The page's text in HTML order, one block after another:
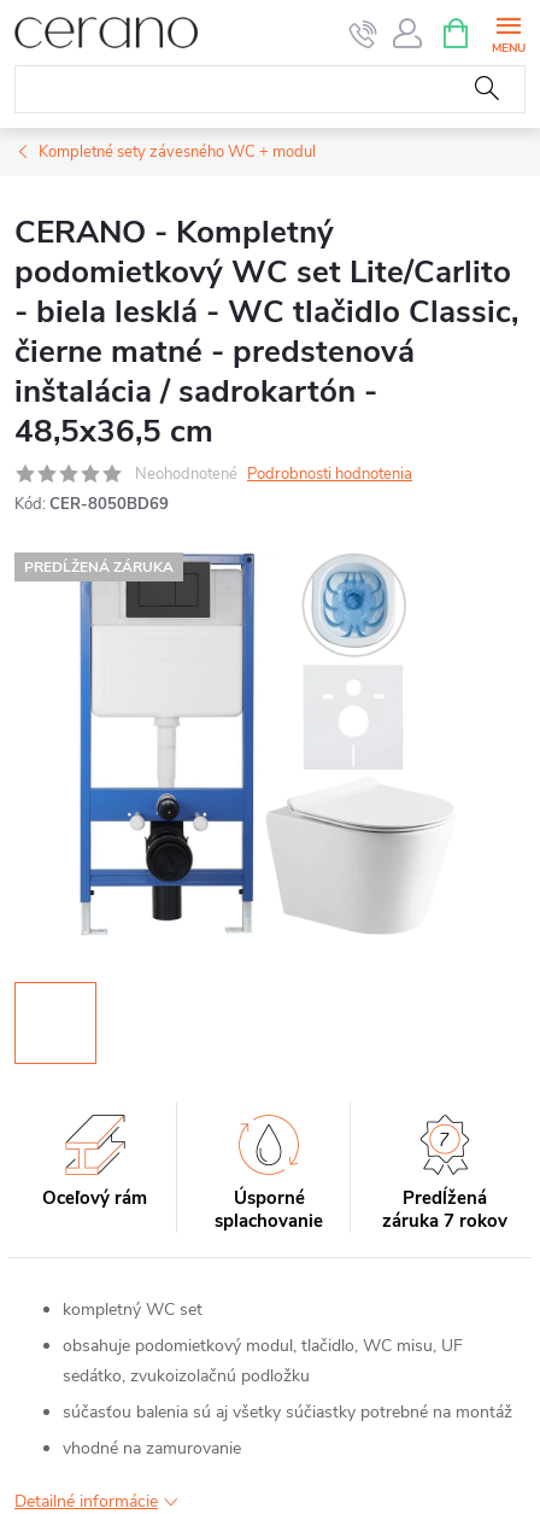
Prejsť
na
obsah
KOŠÍK
Kompletné sety závesného WC + modul
CERANO - Kompletný
podomietkový WC set Lite/Carlito
- biela lesklá - WC tlačidlo Classic,
čierne matné - predstenová
inštalácia / sadrokartón -
48,5x36,5 cm
Neohodnotené Podrobnosti hodnotenia
Kód: CER-8050BD69
PREDĹŽENÁ ZÁRUKA
Oceľový rám
Úsporné
splachovanie
Predĺžená
záruka 7 rokov
kompletný WC set
obsahuje podomietkový modul, tlačidlo, WC misu, UF
sedátko, zvukoizolačnú podložku
súčasťou balenia sú aj všetky súčiastky potrebné na montáž
vhodné na zamurovanie
Detailné informácie